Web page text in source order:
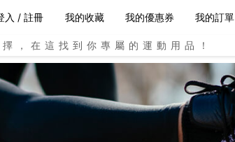
入 / 註冊 我的收藏 我的優惠券 我的訂單
在這找到你專屬的運動用品！